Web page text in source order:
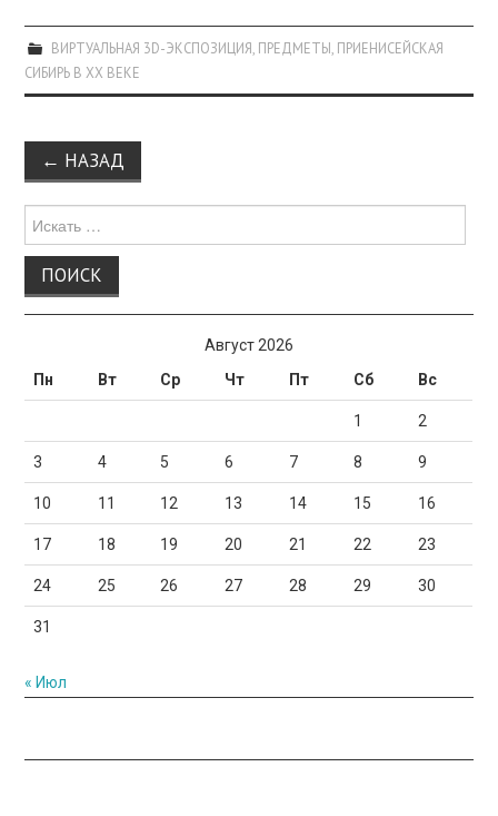
ВИРТУАЛЬНАЯ 3D-ЭКСПОЗИЦИЯ, ПРЕДМЕТЫ, ПРИЕНИСЕЙСКАЯ
СИБИРЬ В XX ВЕКЕ
Навигация
по
записи
← НАЗАД
для:
Август 2026
Пн
Вт Ср Чт Пт Сб Вс
1 2
3 4 5 6 7 8 9
10 11 12 13 14 15 16
17 18 19 20 21 22 23
24 25 26 27 28 29 30
31
« Июл